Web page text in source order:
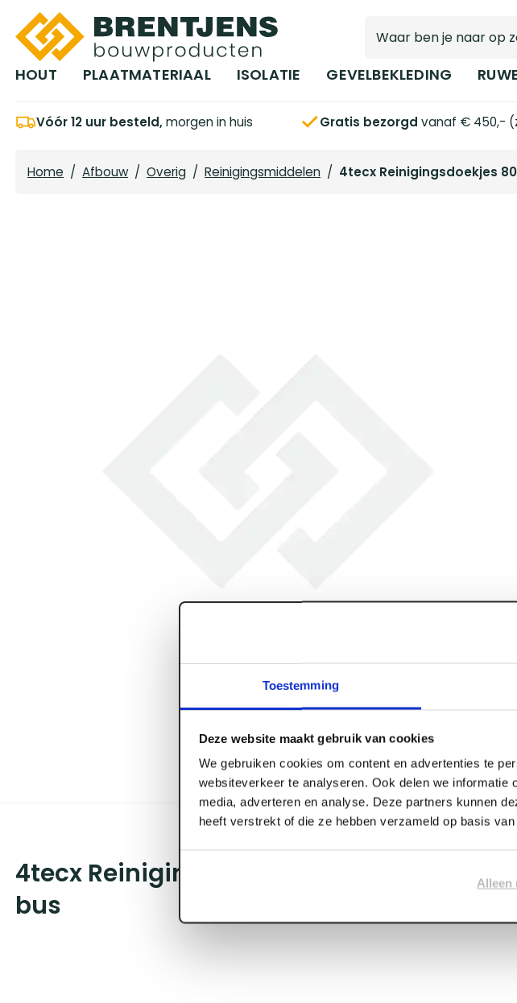
Toestemming
Deze website maakt gebruik van cookies
We gebruiken cookies om content en advertenties te
websiteverkeer te analyseren. Ook delen we
media, adverteren en analyse. Deze partners kunnen
heeft verstrekt of die ze hebben verzameld op basis
Alleen
Ga naar hoofdinhoud
HOUT PLAATMATERIAAL ISOLATIE GEVELBEKLEDING
Vóór 12 uur besteld,morgen in huis Gratis bezorgd vanaf € 450,-
Home / Afbouw / Overig / Reinigingsmiddelen / 4tecx Reinigingsdoekjes
4tecx Reinigingsdoekjes 80 doekjes per
bus